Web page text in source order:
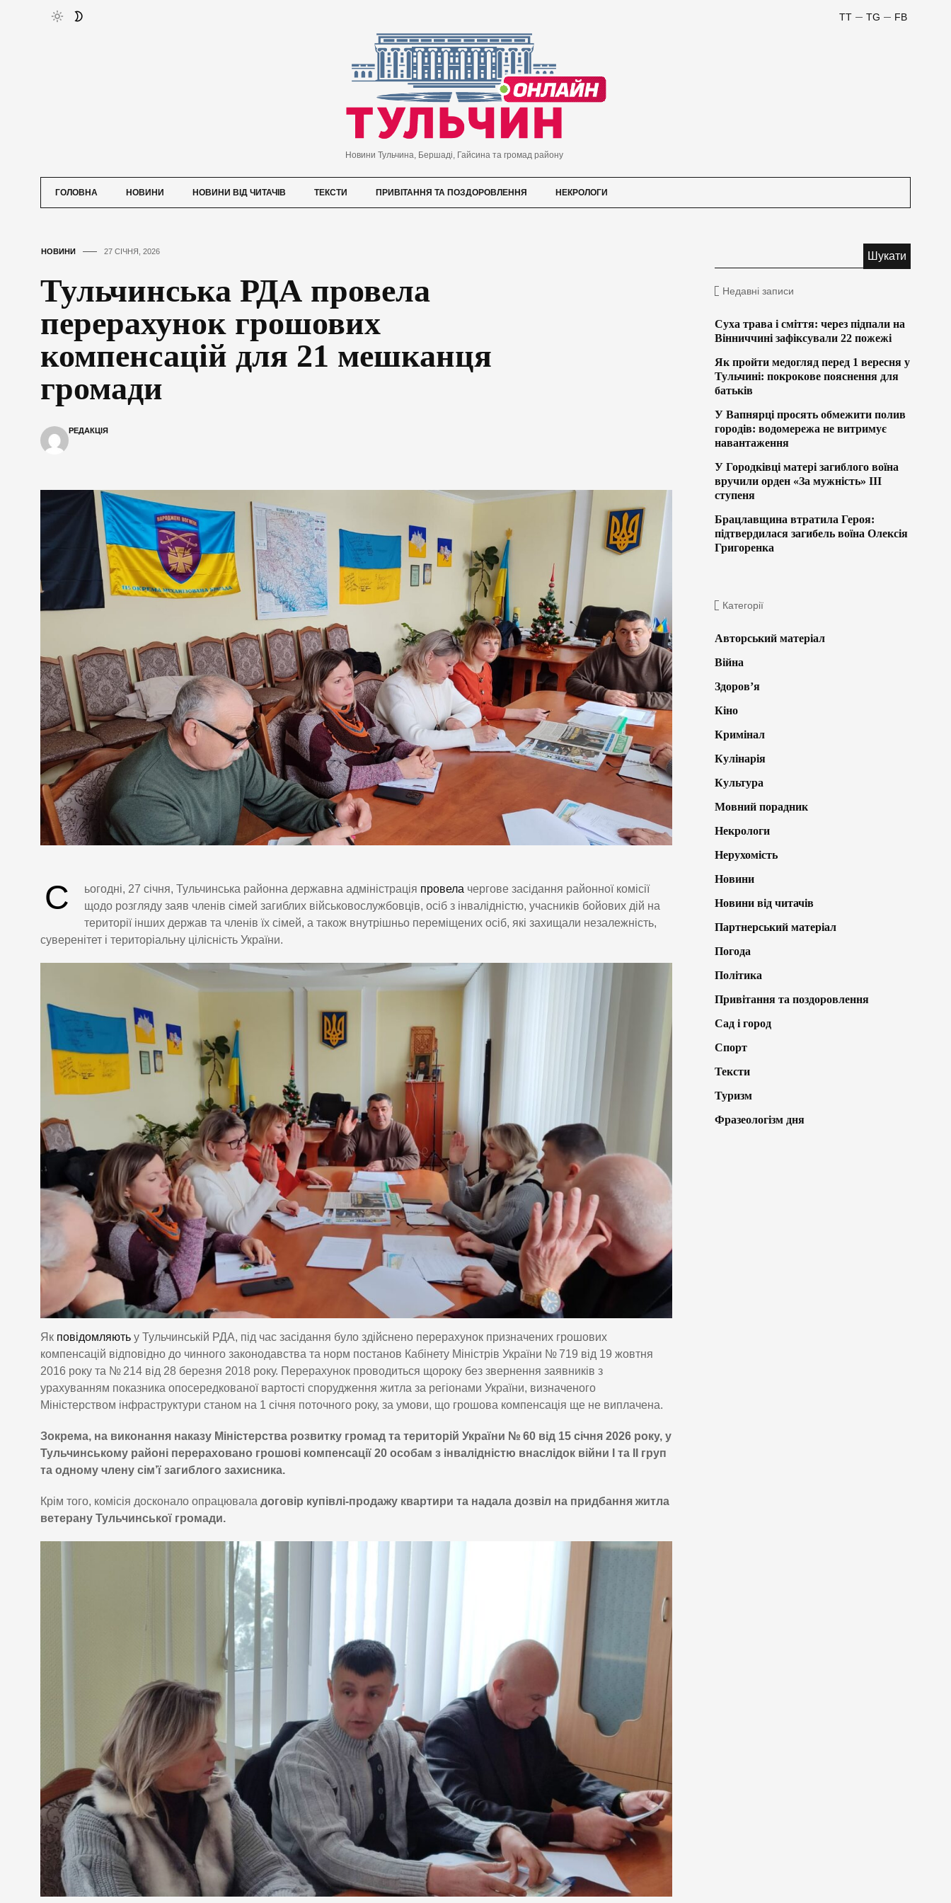
FB
TG
TT
Новини Тульчина, Бершаді, Гайсина та громад району
ГОЛОВНА НОВИНИ НОВИНИ ВІД ЧИТАЧІВ ТЕКСТИ ПРИВІТАННЯ ТА ПОЗДОРОВЛЕННЯ НЕКРОЛОГИ
НОВИНИ 27 СІЧНЯ, 2026
Тульчинська РДА провела
перерахунок грошових
компенсацій для 21 мешканця
громади
РЕДАКЦІЯ
С ьогодні, 27 січня, Тульчинська районна державна адміністрація провела чергове засідання районної комісії
щодо розгляду заяв членів сімей загиблих військовослужбовців, осіб з інвалідністю, учасників бойових дій на
території інших держав та членів їх сімей, а також внутрішньо переміщених осіб, які захищали незалежність,
суверенітет і територіальну цілісність України.
Як повідомляють у Тульчинській РДА, під час засідання було здійснено перерахунок призначених грошових
компенсацій відповідно до чинного законодавства та норм постанов Кабінету Міністрів України № 719 від 19 жовтня
2016 року та № 214 від 28 березня 2018 року. Перерахунок проводиться щороку без звернення заявників з
урахуванням показника опосередкованої вартості спорудження житла за регіонами України, визначеного
Міністерством інфраструктури станом на 1 січня поточного року, за умови, що грошова компенсація ще не виплачена.
Зокрема, на виконання наказу Міністерства розвитку громад та територій України № 60 від 15 січня 2026 року, у
Тульчинському районі перераховано грошові компенсації 20 особам з інвалідністю внаслідок війни І та ІІ груп
та одному члену сім’ї загиблого захисника.
Крім того, комісія досконало опрацювала договір купівлі-продажу квартири та надала дозвіл на придбання житла
ветерану Тульчинської громади.
Недавні записи
Суха трава і сміття: через підпали на
Вінниччині зафіксували 22 пожежі
Як пройти медогляд перед 1 вересня у
Тульчині: покрокове пояснення для
батьків
У Вапнярці просять обмежити полив
городів: водомережа не витримує
навантаження
У Городківці матері загиблого воїна
вручили орден «За мужність» ІІІ
ступеня
Брацлавщина втратила Героя:
підтвердилася загибель воїна Олексія
Григоренка
Категорії
Авторський матеріал
Війна
Здоров’я
Кіно
Кримінал
Кулінарія
Культура
Мовний порадник
Некрологи
Нерухомість
Новини
Новини від читачів
Партнерський матеріал
Погода
Політика
Привітання та поздоровлення
Сад і город
Спорт
Тексти
Туризм
Фразеологізм дня